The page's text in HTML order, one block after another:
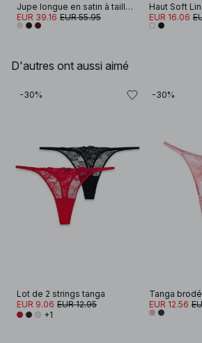
Jupe longue en satin à taille mi-haute
EUR 39.16 EUR 55.95
EUR 16.06
D'autres ont aussi aimé
-30%
Lot de 2 strings tanga
EUR 9.06 EUR 12.95
+1
-30%
Tanga
EUR 12.56